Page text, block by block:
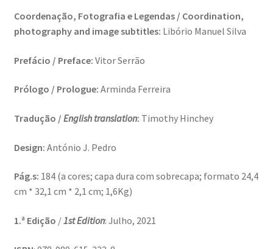
LISBOA AINDA – Olhares sobre a cidade em quarentena
Mármore Preto / Black Marble
nós, os outros | we, the other
O Passeio da Luz
Passeando pela Indochina…
Pequenos Outonos
Playboy World, de Ana Dias
Coordenação, Fotografia e Legendas / Coordination,
photography and image subtitles: Libório Manuel Silva
Prefácio / Preface: Vitor Serrão
Prólogo / Prologue: Arminda Ferreira
Tradução / English translation: Timothy Hinchey
Design: António J. Pedro
Pág.s: 184 (a cores; capa dura com sobrecapa; formato 24,4
cm * 32,1 cm * 2,1 cm; 1,6Kg)
1.ª Edição /1st Edition: Julho, 2021